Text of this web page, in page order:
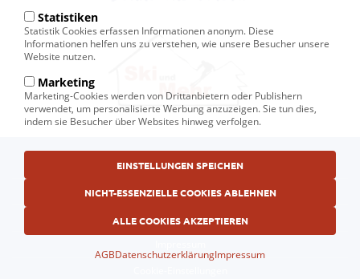
Fußbereichsmenü© Ski und Mehr, Ihr Reiseveranstalter in Kiel
AGB
Datenschutzerklärung
Statistiken
Statistik Cookies erfassen Informationen anonym. Diese
Informationen helfen uns zu verstehen, wie unsere Besucher unsere
Website nutzen.
Marketing
Marketing-Cookies werden von Drittanbietern oder Publishern
verwendet, um personalisierte Werbung anzuzeigen. Sie tun dies,
indem sie Besucher über Websites hinweg verfolgen.
EINSTELLUNGEN SPEICHEN
NICHT-ESSENZIELLE COOKIES ABLEHNEN
ALLE COOKIES AKZEPTIEREN
AGBDatenschutzerklärungImpressum